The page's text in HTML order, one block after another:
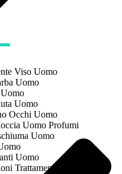
Viso Uomo
Uomo
Uomo
Occhi Uomo
Uomo Profumi
Uomo
Uomo
Trattamenti Uomo